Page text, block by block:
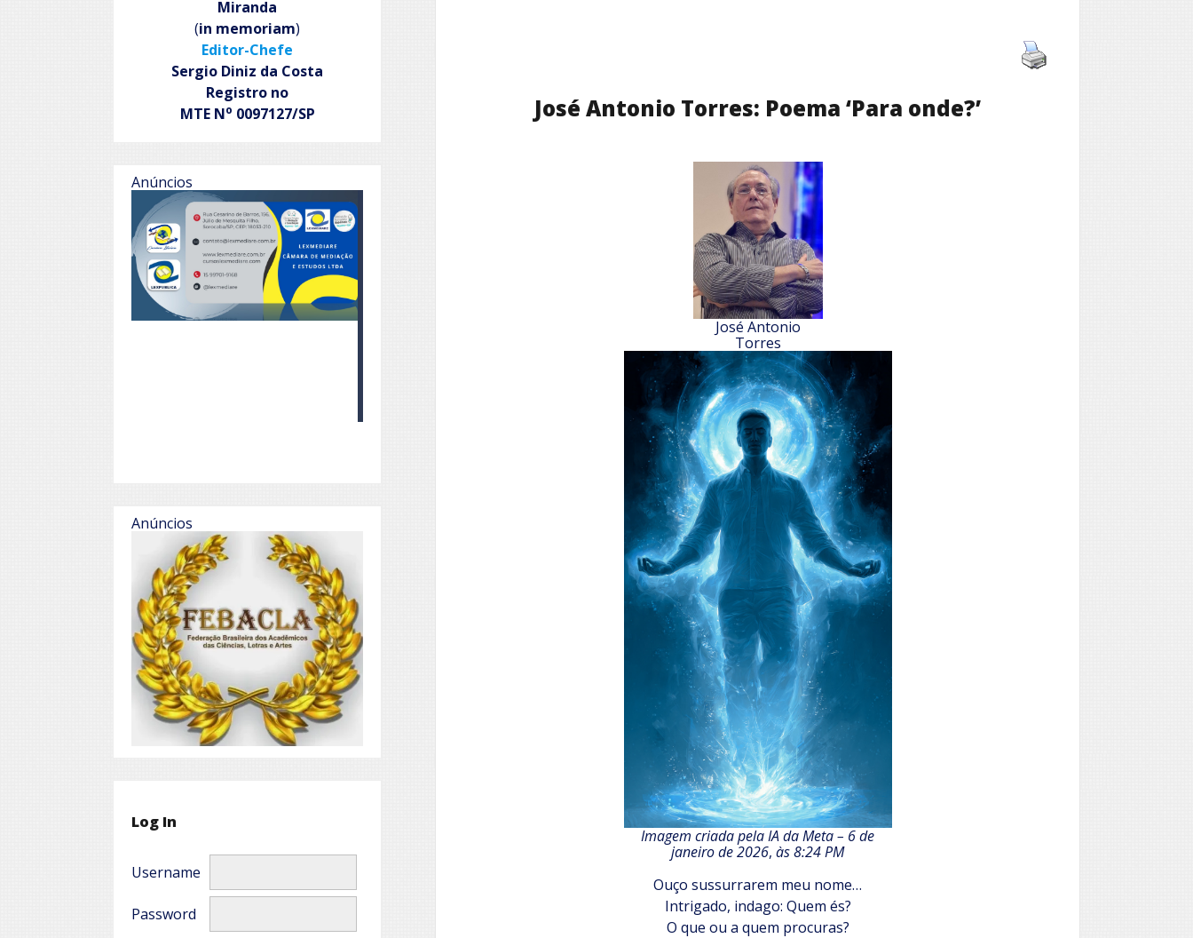
José Antonio Torres: Poema ‘Para onde?’
José Antonio
Torres
Imagem criada pela IA da Meta – 6 de
janeiro de 2026, às 8:24 PM
Ouço sussurrarem meu nome…
Intrigado, indago: Quem és?
O que ou a quem procuras?
Miranda
(in memoriam)
Editor-Chefe
Sergio Diniz da Costa
Registro no
MTE No 0097127/SP
Anúncios
Anúncios
Log In
Username
Password